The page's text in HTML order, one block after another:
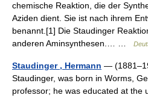
chemische Reaktion, die der
Aziden dient. Sie ist nach ihrem
benannt.[1] Die Staudinger
anderen Aminsynthesen.… …
Staudinger , Hermann —
Staudinger, was born in Worms,
professor; he was educated at the